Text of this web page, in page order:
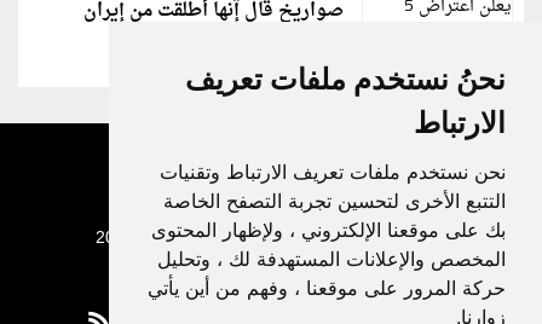
نحنُ نستخدم ملفات تعريف
الارتباط
نحن نستخدم ملفات تعريف الارتباط وتقنيات
التتبع الأخرى لتحسين تجربة التصفح الخاصة
بك على موقعنا الإلكتروني ، ولإظهار المحتوى
المخصص والإعلانات المستهدفة لك ، وتحليل
حركة المرور على موقعنا ، وفهم من أين يأتي
زوارنا.
صواريخ قال إنها أُطلقت من إيران
جميع الحقوق محفوظة لدنيا الوطن © 2003 - 2022